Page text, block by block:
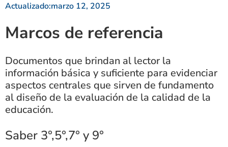
Actualizado:marzo 12, 2025
Marcos de referencia
Documentos que brindan al lector la
información básica y suficiente para evidenciar
aspectos centrales que sirven de fundamento
al diseño de la evaluación de la calidad de la
educación.
Saber 3°,5°,7° y 9°